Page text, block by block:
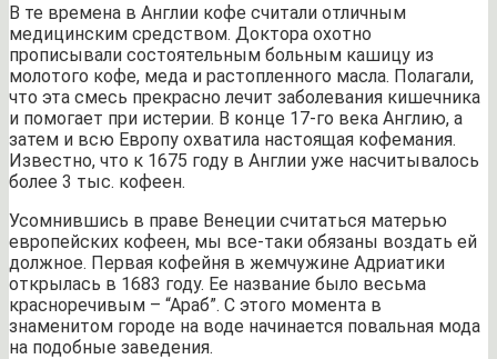
В те времена в Англии кофе считали отличным
медицинским средством. Доктора охотно
прописывали состоятельным больным кашицу из
молотого кофе, меда и растопленного масла. Полагали,
что эта смесь прекрасно лечит заболевания кишечника
и помогает при истерии. В конце 17-го века Англию, а
затем и всю Европу охватила настоящая кофемания.
Известно, что к 1675 году в Англии уже насчитывалось
более 3 тыс. кофеен.
Усомнившись в праве Венеции считаться матерью
европейских кофеен, мы все-таки обязаны воздать ей
должное. Первая кофейня в жемчужине Адриатики
открылась в 1683 году. Ее название было весьма
красноречивым – “Араб”. С этого момента в
знаменитом городе на воде начинается повальная мода
на подобные заведения.